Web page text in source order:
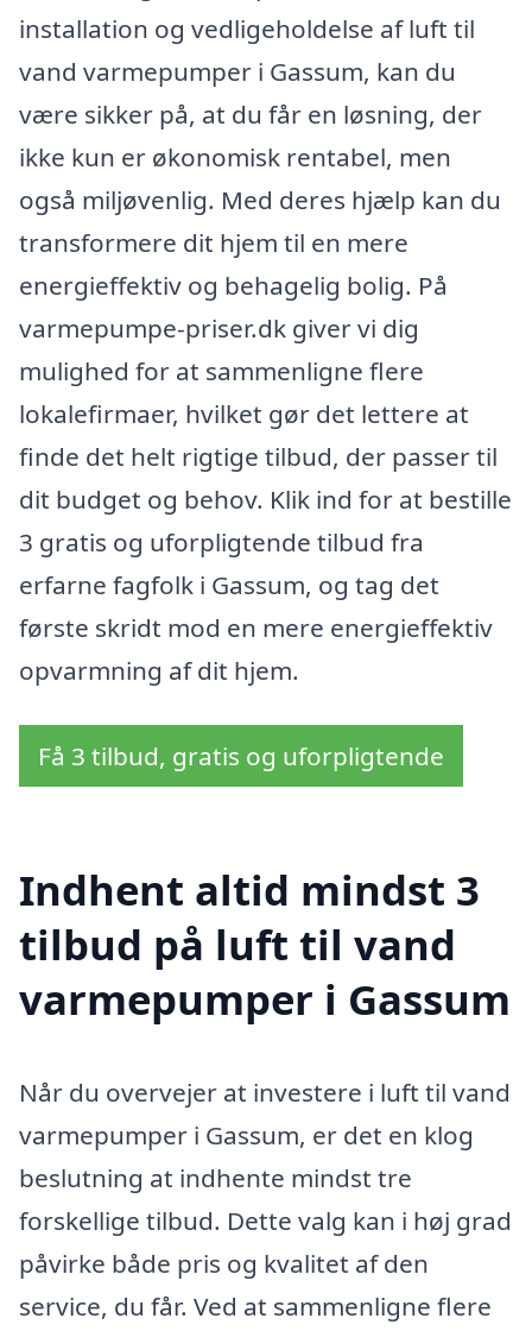
installation og vedligeholdelse af luft til
vand varmepumper i Gassum, kan du
være sikker på, at du får en løsning, der
ikke kun er økonomisk rentabel, men
også miljøvenlig. Med deres hjælp kan du
transformere dit hjem til en mere
energieffektiv og behagelig bolig. På
varmepumpe-priser.dk giver vi dig
mulighed for at sammenligne flere
lokalefirmaer, hvilket gør det lettere at
finde det helt rigtige tilbud, der passer til
dit budget og behov. Klik ind for at bestille
3 gratis og uforpligtende tilbud fra
erfarne fagfolk i Gassum, og tag det
første skridt mod en mere energieffektiv
opvarmning af dit hjem.
Få 3 tilbud, gratis og uforpligtende
Indhent altid mindst 3
tilbud på luft til vand
varmepumper i Gassum
Når du overvejer at investere i luft til vand
varmepumper i Gassum, er det en klog
beslutning at indhente mindst tre
forskellige tilbud. Dette valg kan i høj grad
påvirke både pris og kvalitet af den
service, du får. Ved at sammenligne flere